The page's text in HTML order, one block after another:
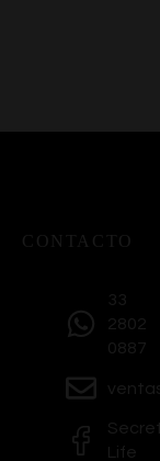
CONTACTO
33
2802
0887
Life